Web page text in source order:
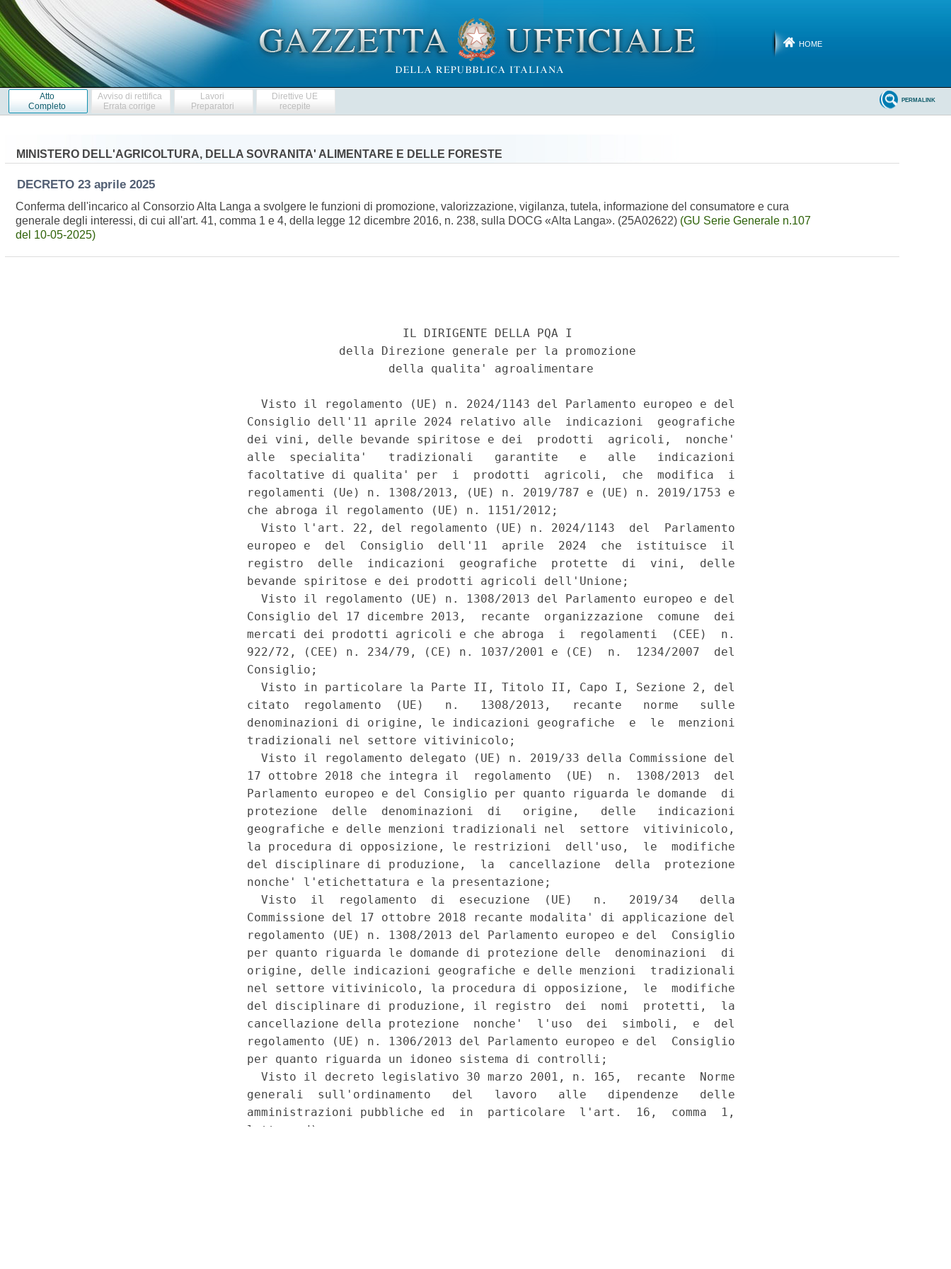
HOME
Atto
Completo
Avviso di rettifica
Errata corrige
Lavori
Preparatori
Direttive UE
recepite
PERMALINK
MINISTERO DELL'AGRICOLTURA, DELLA SOVRANITA' ALIMENTARE E DELLE FORESTE
DECRETO 23 aprile 2025
Conferma dell'incarico al Consorzio Alta Langa a svolgere le funzioni di promozione, valorizzazione, vigilanza, tutela, informazione del consumatore e cura
generale degli interessi, di cui all'art. 41, comma 1 e 4, della legge 12 dicembre 2016, n. 238, sulla DOCG «Alta Langa». (25A02622) (GU Serie Generale n.107
del 10-05-2025)